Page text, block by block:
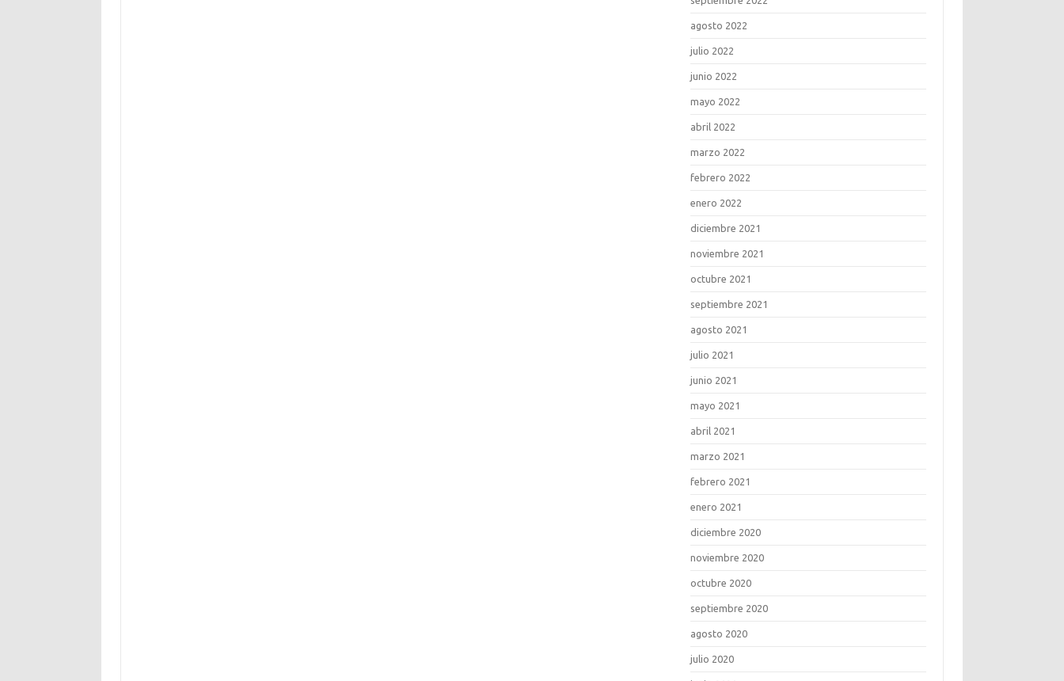
agosto 2022
julio 2022
junio 2022
mayo 2022
abril 2022
marzo 2022
febrero 2022
enero 2022
diciembre 2021
noviembre 2021
octubre 2021
septiembre 2021
agosto 2021
julio 2021
junio 2021
mayo 2021
abril 2021
marzo 2021
febrero 2021
enero 2021
diciembre 2020
noviembre 2020
octubre 2020
septiembre 2020
agosto 2020
julio 2020